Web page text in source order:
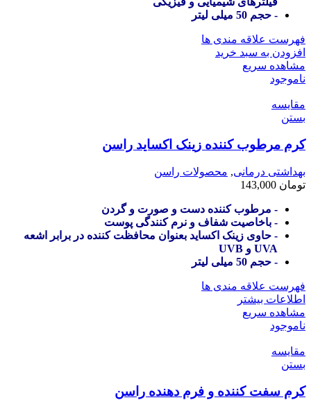
- حجم 50 میلی لیتر
فهرست علاقه مندی ها
افزودن به سبد خرید
مشاهده سریع
ناموجود
مقایسه
بستن
کرم مرطوب کننده زینک اکساید راسن
بهداشتی درمانی, محصولات راسن
تومان
- مرطوب کننده دست و صورت و گردن
- باخاصیت شفاف و نرم کنندگی پوست
- حاوی زینک اکساید بعنوان محافظت کننده در برابر اشعه
UVA و UVB
- حجم 50 میلی لیتر
فهرست علاقه مندی ها
اطلاعات بیشتر
مشاهده سریع
ناموجود
مقایسه
بستن
کرم سفت کننده و فرم دهنده راسن